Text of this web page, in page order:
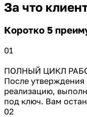
За что
Коротко 5
01
ПОЛНЫЙ ЦИКЛ
После
реализацию,
под ключ. Вам
02